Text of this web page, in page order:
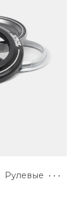
Рулевые • • •